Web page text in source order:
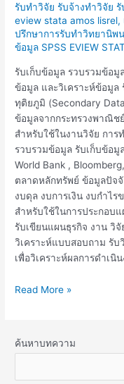
รับทำวิจัย รับจ้างทำวิจัย
eview stata amos lisrel,
ปรึกษาการรับทำวิทยานิพ
ข้อมูล SPSS EVIEW
รับเก็บข้อมูล รวบรวมข้อมู
ข้อมูล และวิเคราะห์ข้อมู
ทุติยภูมิ (Secondary
ข้อมูลจากกระทรวงพาณิช
สำหรับใช้ในงานวิจัย กา
รวบรวมข้อมูล รับเก็บข้อ
World Bank ,
ตลาดหลักทรัพย์ ข้อมูลปัจ
งบดุล งบการเงิน งบกำไ
สำหรับใช้ในการประกอบ
รับเขียนแผนธุรกิจ งาน วิ
วิเคราะห์แบบสอบถาม รับ
เพื่อวิเคราะห์ผลการดำเ
ข้อมูล
แบบสอบถาม
ข้อมูล
ทุติย
ภูมิ
ข้อมูล
อนุกรม
เวลา
Read More »
ค้นหาบทความ